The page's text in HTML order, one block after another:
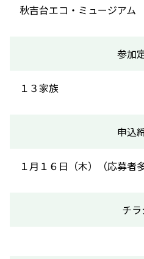
秋吉台エコ・ミュージアム
参加
１３家族
申込
１月１６日（木）（応募者
チラ